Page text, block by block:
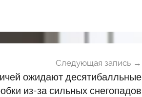
Следующая запись
ожидают десятибалльные
из-за сильных снегопадов